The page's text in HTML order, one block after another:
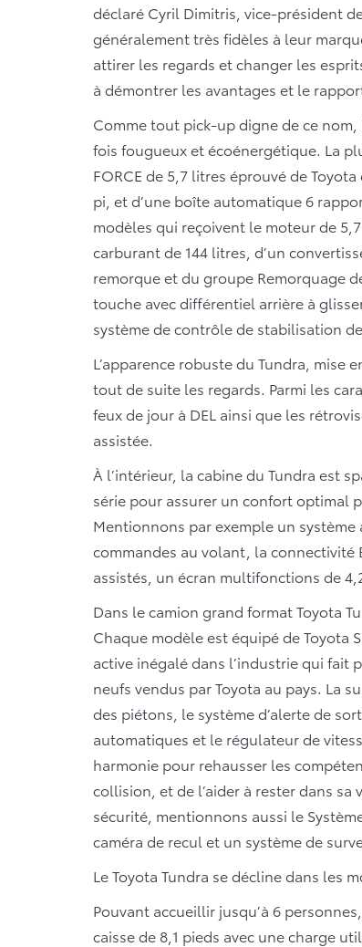
déclaré Cyril Dimitris, vice-président
généralement très fidèles à leur
attirer les regards et changer les
à démontrer les avantages et le
Comme tout pick-up digne de ce
fois fougueux et écoénergétique. La
FORCE de 5,7 litres éprouvé de
pi, et d’une boîte automatique 6
modèles qui reçoivent le moteur de
carburant de 144 litres, d’un
remorque et du groupe Remorquage
touche avec différentiel arrière à
système de contrôle de stabilisation
L’apparence robuste du Tundra, mise
tout de suite les regards. Parmi les
feux de jour à DEL ainsi que les
assistée.
À l’intérieur, la cabine du Tundra est
série pour assurer un confort optimal
Mentionnons par exemple un système
commandes au volant, la connectivité
assistés, un écran multifonctions de
Dans le camion grand format Toyota
Chaque modèle est équipé de Toyota
active inégalé dans l’industrie qui fait
neufs vendus par Toyota au pays. La
des piétons, le système d’alerte de
automatiques et le régulateur de
harmonie pour rehausser les
collision, et de l’aider à rester dans
sécurité, mentionnons aussi le
caméra de recul et un système de
Le Toyota Tundra se décline dans les
Pouvant accueillir jusqu’à 6
caisse de 8,1 pieds avec une charge